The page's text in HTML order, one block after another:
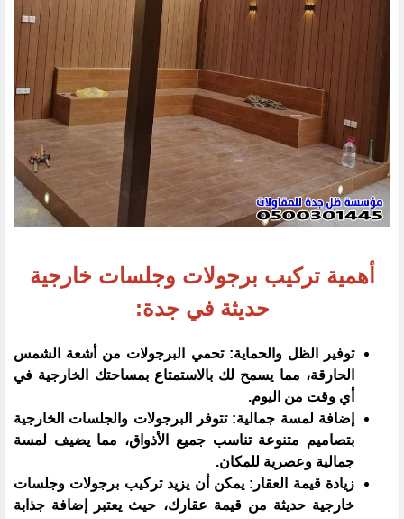
أهمية تركيب برجولات وجلسات خارجية
حديثة في جدة:
توفير الظل والحماية: تحمي البرجولات من أشعة الشمس
الحارقة، مما يسمح لك بالاستمتاع بمساحتك الخارجية في
أي وقت من اليوم.
إضافة لمسة جمالية: تتوفر البرجولات والجلسات الخارجية
بتصاميم متنوعة تناسب جميع الأذواق، مما يضيف لمسة
جمالية وعصرية للمكان.
زيادة قيمة العقار: يمكن أن يزيد تركيب برجولات وجلسات
خارجية حديثة من قيمة عقارك، حيث يعتبر إضافة جذابة